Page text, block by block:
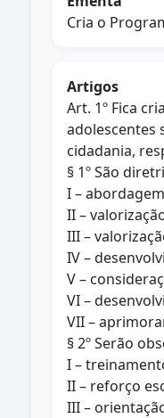
Cria o
Artigos
Art. 1º Fica
adolescentes
cidadania,
§ 1º São
I –
II –
III –
IV –
V –
VI –
VII –
§ 2º Serão
I –
II – reforço
III –